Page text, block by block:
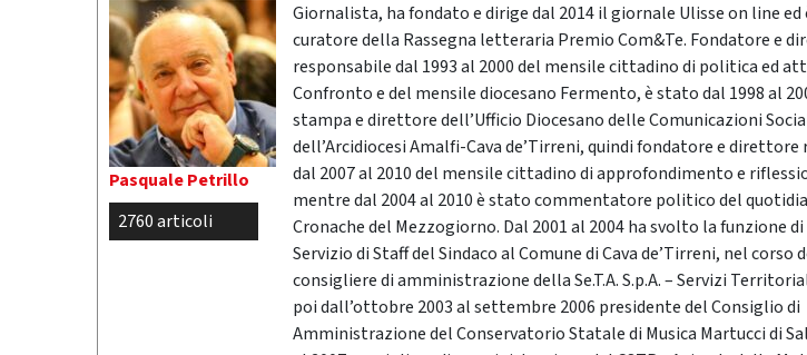
Pasquale Petrillo
2760 articoli
Giornalista, ha fondato e dirige dal 2014 il giornale Ulisse on line ed
curatore della Rassegna letteraria Premio Com&Te. Fondatore e
responsabile dal 1993 al 2000 del mensile cittadino di politica ed
Confronto e del mensile diocesano Fermento, è stato dal 1998 al
stampa e direttore dell’Ufficio Diocesano delle Comunicazioni
dell’Arcidiocesi Amalfi-Cava de’Tirreni, quindi fondatore e direttore
dal 2007 al 2010 del mensile cittadino di approfondimento e
mentre dal 2004 al 2010 è stato commentatore politico del
Cronache del Mezzogiorno. Dal 2001 al 2004 ha svolto la funzione di
Servizio di Staff del Sindaco al Comune di Cava de’Tirreni, nel corso
consigliere di amministrazione della Se.T.A. S.p.A. – Servizi
poi dall’ottobre 2003 al settembre 2006 presidente del Consiglio di
Amministrazione del Conservatorio Statale di Musica Martucci di